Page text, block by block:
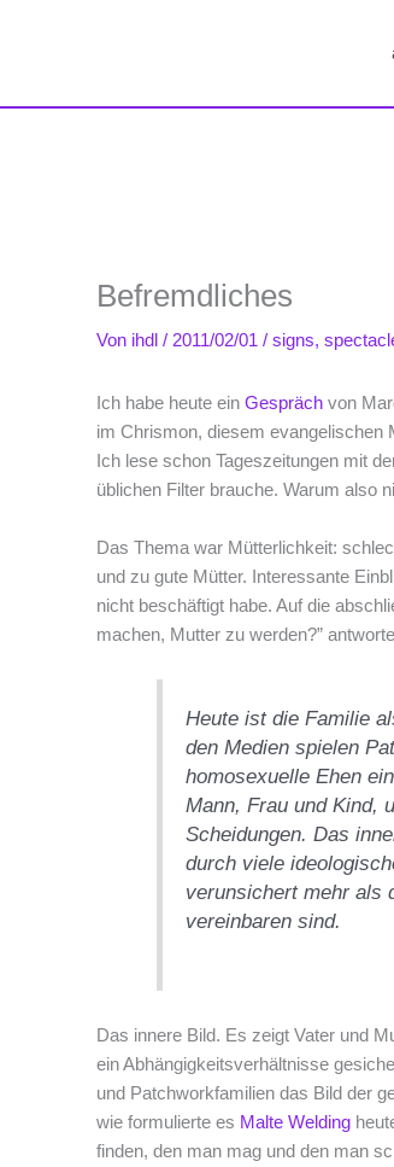
Befremdliches
Von ihdl/ 2011/02/01/signs,
Ich habe heute einGespräch von
im Chrismon, diesem evangelischen
Ich lese schon Tageszeitungen mit
üblichen Filter brauche. Warum also
Das Thema war Mütterlichkeit:
und zu gute Mütter. Interessante
nicht beschäftigt habe. Auf die
machen, Mutter zu werden?”
Heute ist die Familie
den Medien spielen
homosexuelle Ehen
Mann, Frau und Kind,
Scheidungen. Das
durch viele
verunsichert mehr als
vereinbaren sind.
Das innere Bild. Es zeigt Vater und
ein Abhängigkeitsverhältnisse
und Patchworkfamilien das Bild der
wie formulierte es Malte Welding
finden, den man mag und den man